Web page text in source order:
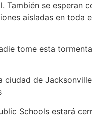
También se esperan
aisladas en toda
tome esta
ciudad de
Schools estará